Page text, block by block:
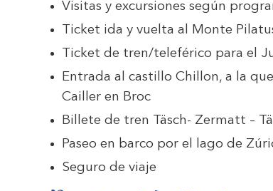
Visitas y excursiones según
Ticket ida y vuelta al Monte
Ticket de tren/teleférico para el
Entrada al castillo Chillon, a la
Cailler en Broc
Billete de tren Täsch- Zermatt –
Paseo en barco por el lago de
Seguro de viaje